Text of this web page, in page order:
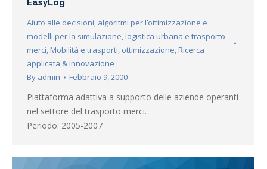
EasyLog
Aiuto alle decisioni, algoritmi per l’ottimizzazione e
modelli per la simulazione, logistica urbana e trasporto
merci, Mobilità e trasporti, ottimizzazione, Ricerca
applicata & innovazione
By admin Febbraio 9, 2000
Piattaforma adattiva a supporto delle aziende operanti
nel settore del trasporto merci.
Periodo: 2005-2007